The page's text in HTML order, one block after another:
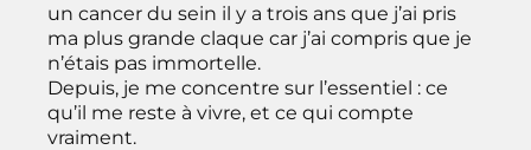
un cancer du sein il y a trois ans que j’ai pris
ma plus grande claque car j’ai compris que je
n’étais pas immortelle.
Depuis, je me concentre sur l’essentiel : ce
qu’il me reste à vivre, et ce qui compte
vraiment.